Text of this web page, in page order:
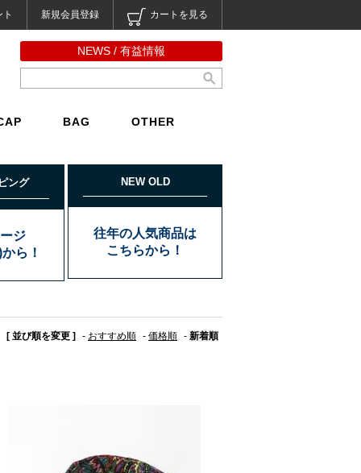
新規会員登録 カートを見る
NEWS / 有益情報
BAG OTHER
ング
ジ
ら！
NEW OLD
往年の人気商品は
こちらから！
[ 並び順を変更 ] - おすすめ順 - 価格順 - 新着順